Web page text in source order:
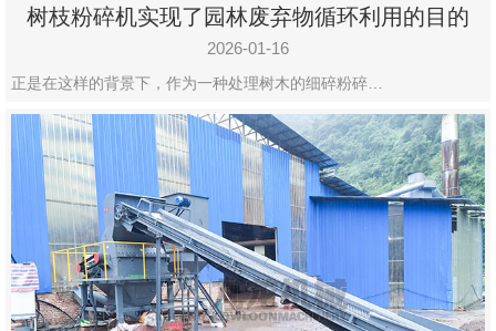
树枝粉碎机实现了园林废弃物循环利用的目的
2026-01-16
正是在这样的背景下，作为一种处理树木的细碎粉碎…